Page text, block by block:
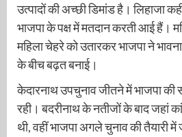
उत्पादों की अच्छी डिमांड है। लिहाजा
भाजपा के पक्ष में मतदान करती आई हैं।
महिला चेहरे को उतारकर भाजपा ने
के बीच बढ़त बनाई।
केदारनाथ उपचुनाव जीतने में भाजपा की
रही। बदरीनाथ के नतीजों के बाद जहां
थी, वहीं भाजपा अगले चुनाव की तैयारी